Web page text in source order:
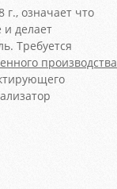
г., означает что
делает
Требуется
производства